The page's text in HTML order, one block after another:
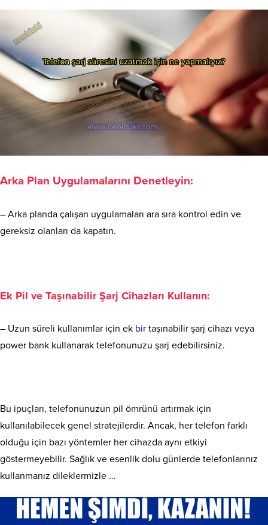
Arka Plan Uygulamalarını Denetleyin:
– Arka planda çalışan uygulamaları ara sıra kontrol edin ve
gereksiz olanları da kapatın.
Ek Pil ve Taşınabilir Şarj Cihazları Kullanın:
– Uzun süreli kullanımlar için ek bir taşınabilir şarj cihazı veya
power bank kullanarak telefonunuzu şarj edebilirsiniz.
Bu ipuçları, telefonunuzun pil ömrünü artırmak için
kullanılabilecek genel stratejilerdir. Ancak, her telefon farklı
olduğu için bazı yöntemler her cihazda aynı etkiyi
göstermeyebilir. Sağlık ve esenlik dolu günlerde telefonlarınız
kullanmanız dileklermizle …